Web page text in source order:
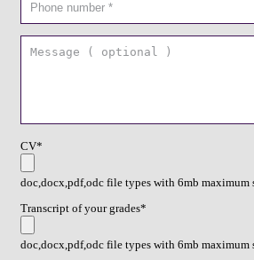
CV*
doc,docx,pdf,odc file types with 6mb maximum
Transcript of your grades*
doc,docx,pdf,odc file types with 6mb maximum